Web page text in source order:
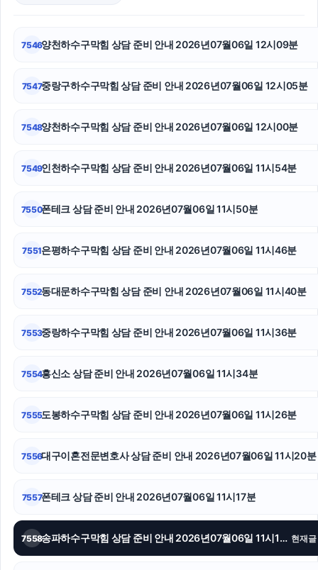
항암요양병원
남양주이혼전문변호사
마포구하수구막힘
용인변호사
강아지파양
인스타그램 팔로워 구매
7546양천하수구막힘 상담 준비 안내 2026년07월06일 12시09분
7547중랑구하수구막힘 상담 준비 안내 2026년07월06일 12시05분
7548양천하수구막힘 상담 준비 안내 2026년07월06일 12시00분
7549인천하수구막힘 상담 준비 안내 2026년07월06일 11시54분
7550폰테크 상담 준비 안내 2026년07월06일 11시50분
7551은평하수구막힘 상담 준비 안내 2026년07월06일 11시46분
7552동대문하수구막힘 상담 준비 안내 2026년07월06일 11시40분
7553중랑하수구막힘 상담 준비 안내 2026년07월06일 11시36분
7554흥신소 상담 준비 안내 2026년07월06일 11시34분
7555도봉하수구막힘 상담 준비 안내 2026년07월06일 11시26분
7556대구이혼전문변호사 상담 준비 안내 2026년07월06일 11시20분
7557폰테크 상담 준비 안내 2026년07월06일 11시17분
7558 송파하수구막힘 상담 준비 안내 2026년07월06일 11시10분 현재글